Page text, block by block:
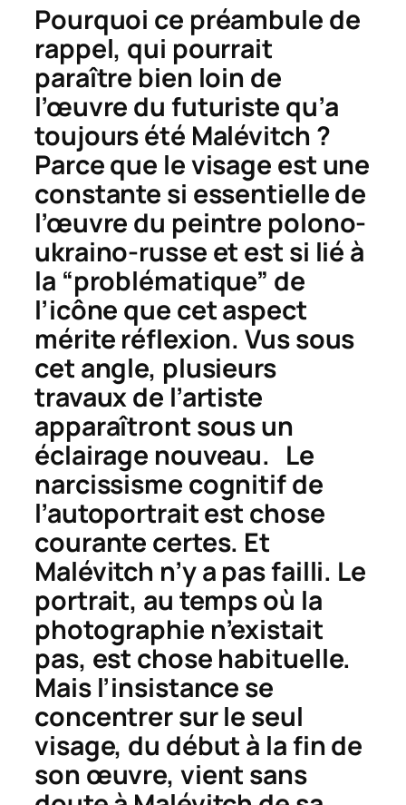
Pourquoi ce préambule de
rappel, qui pourrait
paraître bien loin de
l’œuvre du futuriste qu’a
toujours été Malévitch ?
Parce que le visage est une
constante si essentielle de
l’œuvre du peintre polono-
ukraino-russe et est si lié à
la “problématique” de
l’icône que cet aspect
mérite réflexion. Vus sous
cet angle, plusieurs
travaux de l’artiste
apparaîtront sous un
éclairage nouveau. Le
narcissisme cognitif de
l’autoportrait est chose
courante certes. Et
Malévitch n’y a pas failli. Le
portrait, au temps où la
photographie n’existait
pas, est chose habituelle.
Mais l’insistance se
concentrer sur le seul
visage, du début à la fin de
son œuvre, vient sans